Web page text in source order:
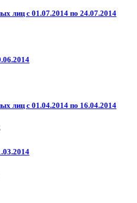
лиц с 01.07.2014 по 24.07.2014
лиц с 01.04.2014 по 16.04.2014